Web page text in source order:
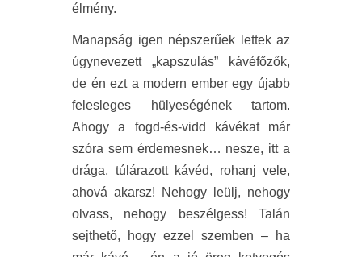
élmény.
Manapság igen népszerűek lettek az
úgynevezett „kapszulás” kávéfőzők,
de én ezt a modern ember egy újabb
felesleges hülyeségének tartom.
Ahogy a fogd-és-vidd kávékat már
szóra sem érdemesnek… nesze, itt a
drága, túlárazott kávéd, rohanj vele,
ahová akarsz! Nehogy leülj, nehogy
olvass, nehogy beszélgess! Talán
sejthető, hogy ezzel szemben – ha